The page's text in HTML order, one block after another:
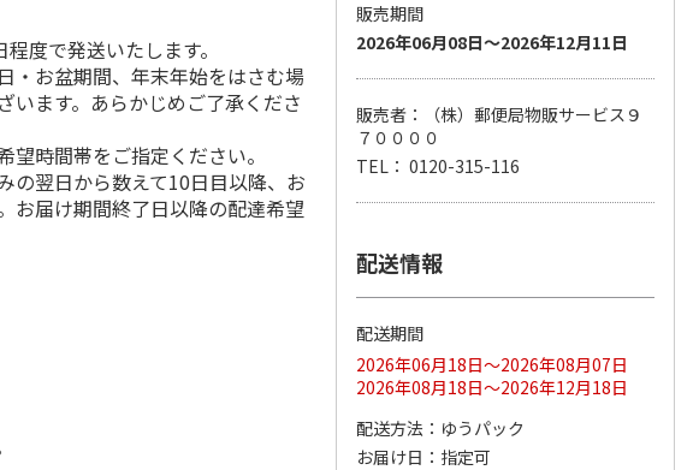
翔
ドジャース 大谷翔
平 日本人最多53試
合連続出塁記念 シ
ル…
17,000円
(送料・税込)
谷翔平 2026 NL 3・
4月投手…
度で発送いたします。
・お盆期間、年末年始をはさむ場
います。あらかじめご了承くださ
時間帯をご指定ください。
翌日から数えて10日目以降、お
お届け期間終了日以降の配達希望
販売期間
2026年06月08日～2026年12月11日
販売者：（株）郵便局物販サービス９
７００００
TEL： 0120-315-116
配送情報
配送期間
2026年06月18日～2026年08月07日
2026年08月18日～2026年12月18日
配送方法
ゆうパック
お届け日
指定可